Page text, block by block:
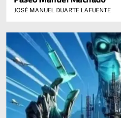
JOSÉ MANUEL DUARTE LAFUENTE